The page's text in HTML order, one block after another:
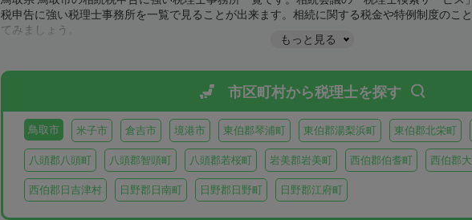
税申告に強い税理士事務所を一覧で見ることが出来ます。相続に関する税金や特例制度のこ
てみましょう。
もっと見る
市区町村から税理士を探す
鳥取市 米子市 倉吉市 境港市 東伯郡琴浦町 東伯郡湯梨浜町 東伯郡北栄町
八頭郡八頭町 八頭郡智頭町 八頭郡若桜町 岩美郡岩美町 西伯郡伯耆町 西伯郡
西伯郡日吉津村 日野郡日南町 日野郡日野町 日野郡江府町